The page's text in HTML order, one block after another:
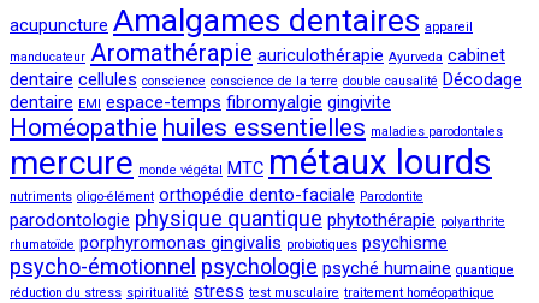
acupuncture Amalgames dentaires appareil
manducateur Aromathérapie auriculothérapie Ayurveda cabinet
dentaire cellules conscience conscience de la terre double causalité Décodage
dentaire EMI espace-temps fibromyalgie gingivite
Homéopathie huiles essentielles maladies parodontales
mercure monde végétal MTC métaux lourds
nutriments oligo-élément orthopédie dento-faciale Parodontite
parodontologie physique quantique phytothérapie polyarthrite
rhumatoïde porphyromonas gingivalis probiotiques psychisme
psycho-émotionnel psychologie psyché humaine quantique
réduction du stress spiritualité stress test musculaire traitement homéopathique